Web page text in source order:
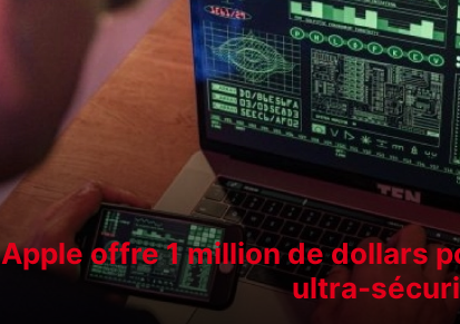
Apple offre 1 million de dollars
ultra-